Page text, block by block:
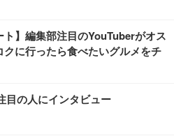
ト】編集部注目のYouTuberがオス
に行ったら食べたいグルメをチ
目の人にインタビュー